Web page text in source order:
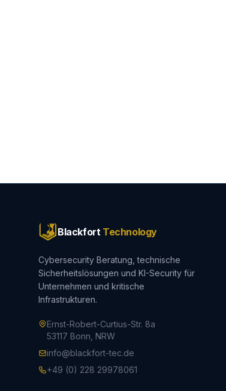
Blackfort Technology
Cybersecurity Beratung, technische
Sicherheitslösungen und KI-Security für
Unternehmen und kritische
Infrastrukturen.
Ernst-Robert-Curtius-Str. 8a
53117 Bonn, NRW
info@blackfort-tec.de
+49 (0) 228 29978061